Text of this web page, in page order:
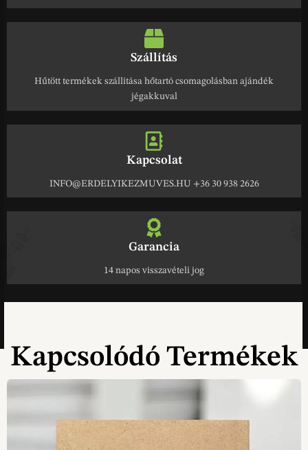
Szállítás
Hűtött termékek szállítása hőtartó csomagolásban ajándék
jégakkuval
Kapcsolat
INFO@ERDELYIKEZMUVES.HU +36 30 938 2626
Garancia
14 napos visszavételi jog
Kapcsolódó Termékek